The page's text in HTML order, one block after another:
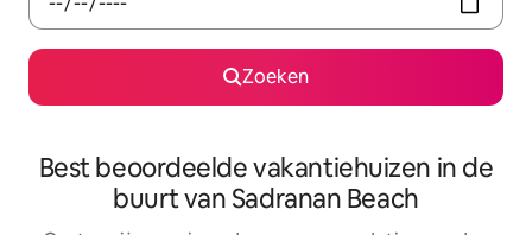
Zoeken
Best beoordeelde vakantiehuizen in de
buurt van Sadranan Beach